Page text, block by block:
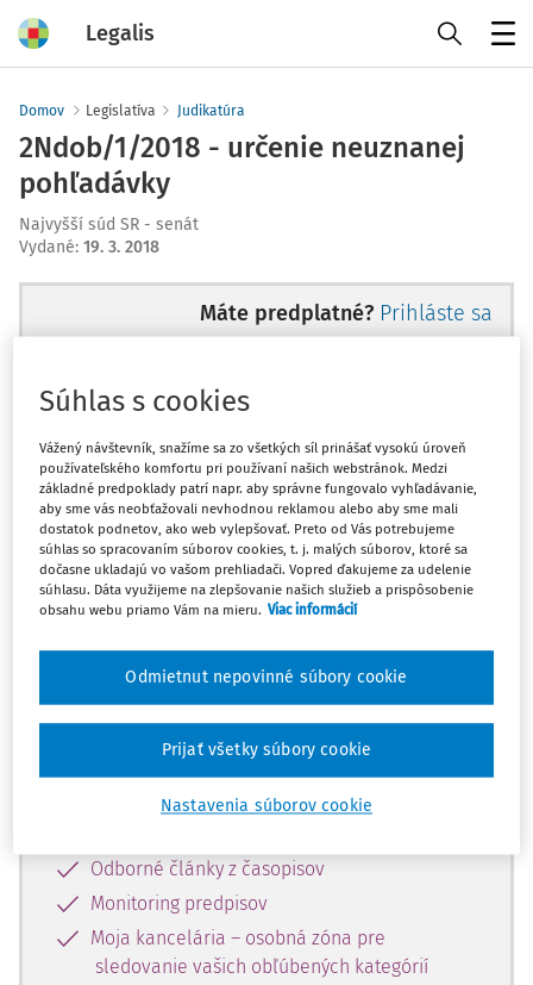
Legalis
Domov Legislatíva Judikatúra
2Ndob/1/2018 - určenie neuznanej
pohľadávky
Najvyšší súd SR - senát
Vydané: 19. 3. 2018
Máte predplatné? Prihláste sa
Ups, zatiaľ ste si prečítali len
začiatok...
Celý odborný obsah z tejto oblasti je
dostupný predplatiteľom portálu.
Odomknite si prístup k odbornému
obsahu a získajte prístup na 10 dní
zdarma, stačí sa len zaregistrovať.
Vďaka registrácii získate prístup aj k
vybranému obsahu:
Odborné články z časopisov
Monitoring predpisov
Moja kancelária – osobná zóna pre
sledovanie vašich obľúbených kategórií
Súhlas s cookies
Vážený návštevník, snažíme sa zo všetkých síl prinášať vysokú úroveň
používateľského komfortu pri používaní našich webstránok. Medzi
základné predpoklady patrí napr. aby správne fungovalo vyhľadávanie,
aby sme vás neobťažovali nevhodnou reklamou alebo aby sme mali
dostatok podnetov, ako web vylepšovať. Preto od Vás potrebujeme
súhlas so spracovaním súborov cookies, t. j. malých súborov, ktoré sa
dočasne ukladajú vo vašom prehliadači. Vopred ďakujeme za udelenie
súhlasu. Dáta využijeme na zlepšovanie našich služieb a prispôsobenie
obsahu webu priamo Vám na mieru. Viac informácií
Nastavenia súborov cookie
Odmietnut nepovinné súbory cookie
Prijať všetky súbory cookie